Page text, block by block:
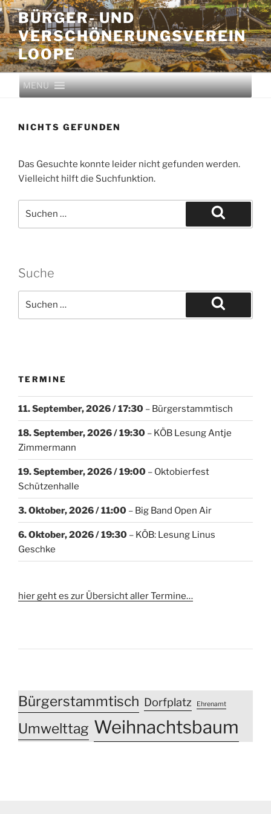
BÜRGER- UND
VERSCHÖNERUNGS­VEREIN
LOOPE
MENU
NICHTS GEFUNDEN
Das Gesuchte konnte leider nicht gefunden werden.
Vielleicht hilft die Suchfunktion.
Suche
TERMINE
11. September, 2026/ 17:30 – Bürgerstammtisch
18. September, 2026/ 19:30 – KÖB Lesung Antje
Zimmermann
19. September, 2026/ 19:00 – Oktobierfest
Schützenhalle
3. Oktober, 2026/ 11:00 – Big Band Open Air
6. Oktober, 2026/ 19:30 – KÖB: Lesung Linus
Geschke
hier geht es zur Übersicht aller Termine…
Bürgerstammtisch Dorfplatz Ehrenamt
Umwelttag Weihnachtsbaum